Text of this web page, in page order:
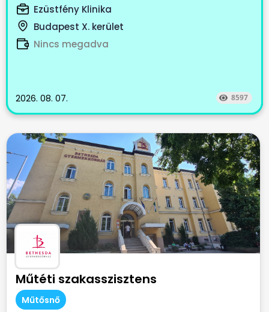
Ezüstfény Klinika
Budapest X. kerület
Nincs megadva
2026. 08. 07. 8597
Műtéti szakasszisztens
Műtősnő